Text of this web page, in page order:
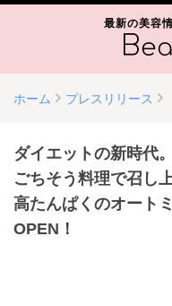
最新の美容
ホーム プレスリリース
ダイエットの新時代
ごちそう料理で召し
高たんぱくのオート
OPEN！